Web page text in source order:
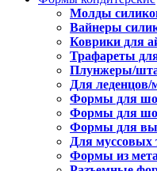
Молды
Вайнеры
Коврики для
Трафареты
Плунжеры/
Для леденцов/
Формы для
Формы для
Формы для
Для муссовых
Формы из